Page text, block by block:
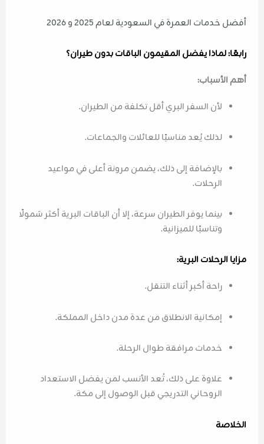
أفضل خدمات العمرة في السعودية لعام 2025 و 2026
رابعًا: لماذا يفضل المقيمون الباقات بدون طيران؟
أهم الأسباب:
لأن السفر البري أقل تكلفة من الطيران.
لذلك يُعد مناسبًا للعائلات والجماعات.
بالإضافة إلى ذلك، يضمن مرونة أعلى في مواعيد
الرحلات.
بينما يوفر الطيران سرعة، إلا أن الباقات البرية أكثر شمولًا
وتناسبًا للميزانية.
مزايا الرحلات البرية:
راحة أكبر أثناء التنقل.
إمكانية الانطلاق من عدة مدن داخل المملكة.
خدمات مرافقة طوال الرحلة.
علاوة على ذلك، تُعد الأنسب لمن يفضل الاستعداد
الروحاني التدريجي قبل الوصول إلى مكة.
الخلاصة